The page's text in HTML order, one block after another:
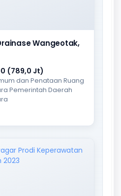
Wangeotak,
(789,0 Jt)
dan Penataan Ruang
Pemerintah Daerah